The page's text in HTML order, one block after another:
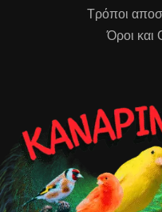
Τρόποι
Όροι και